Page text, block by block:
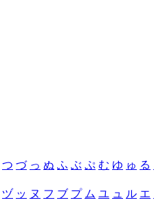
つ づ っ ぬ ふ ぶ ぷ む ゆ ゅ る
ヅ ッ ヌ フ ブ プ ム ユ ュ ル エ